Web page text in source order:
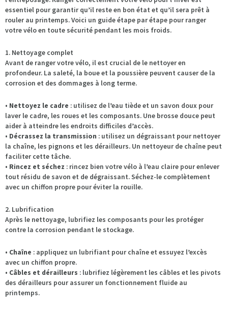
essentiel pour garantir qu’il reste en bon état et qu’il sera prêt à
rouler au printemps. Voici un guide étape par étape pour ranger
votre vélo en toute sécurité pendant les mois froids.
1. Nettoyage complet
Avant de ranger votre vélo, il est crucial de le nettoyer en
profondeur. La saleté, la boue et la poussière peuvent causer de la
corrosion et des dommages à long terme.
• Nettoyez le cadre : utilisez de l’eau tiède et un savon doux pour
laver le cadre, les roues et les composants. Une brosse douce peut
aider à atteindre les endroits difficiles d’accès.
• Décrassez la transmission : utilisez un dégraissant pour nettoyer
la chaîne, les pignons et les dérailleurs. Un nettoyeur de chaîne peut
faciliter cette tâche.
• Rincez et séchez : rincez bien votre vélo à l’eau claire pour enlever
tout résidu de savon et de dégraissant. Séchez-le complètement
avec un chiffon propre pour éviter la rouille.
2. Lubrification
Après le nettoyage, lubrifiez les composants pour les protéger
contre la corrosion pendant le stockage.
• Chaîne : appliquez un lubrifiant pour chaîne et essuyez l’excès
avec un chiffon propre.
• Câbles et dérailleurs : lubrifiez légèrement les câbles et les pivots
des dérailleurs pour assurer un fonctionnement fluide au
printemps.